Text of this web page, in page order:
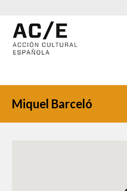
Miquel Barceló